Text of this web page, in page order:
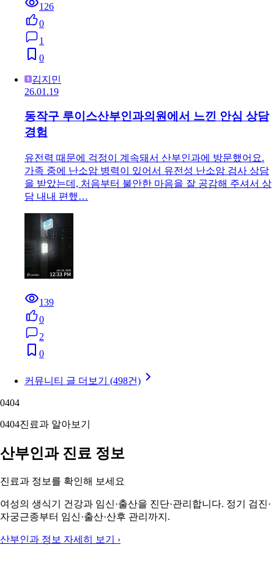
126
0
1
0
김지민
26.01.19
동작구 루이스산부인과의원에서 느낀 안심 상담
경험
유전력 때문에 걱정이 계속돼서 산부인과에 방문했어요.
가족 중에 난소암 병력이 있어서 유전성 난소암 검사 상담
을 받았는데, 처음부터 불안한 마음을 잘 공감해 주셔서 상
담 내내 편했…
139
0
2
0
커뮤니티 글 더보기 (498건)
0404
0404진료과 알아보기
산부인과 진료 정보
진료과 정보를 확인해 보세요
여성의 생식기 건강과 임신·출산을 진단·관리합니다. 정기 검진·
자궁근종부터 임신·출산·산후 관리까지.
산부인과 정보 자세히 보기 ›